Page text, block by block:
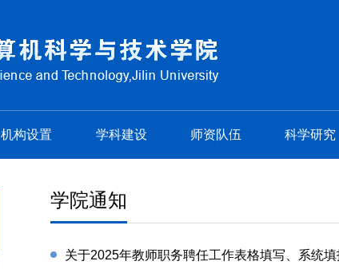
机构设置 学科建设 师资队伍 科学研究
学院通知
关于2025年教师职务聘任工作表格填写、系统